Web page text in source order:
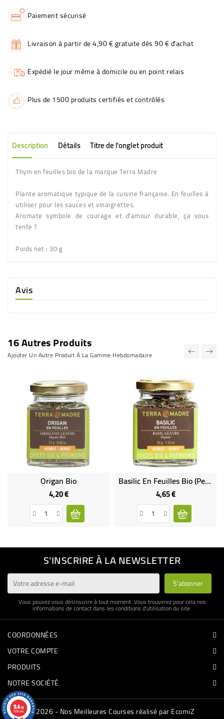
Paiement sécurisé
Livraison à partir de 4,90 € gratuite dès 90 € d'achat
Expédié le jour même à domicile ou en point relais
Plus de 1500 produits certifiés et contrôlés
Description Détails Titre de l'onglet produit
Thym en feuilles bio de la marque Terra Madre
Plante aromatique typique de la cuisine française. En feuilles à
utiliser pour les sauces et vinaigrettes.
Aromate symbole de courage et d'amour durable, ça vous
tente ?
Poids net : 30 g
Avis
16 Autres Produits
Ajouter Un Autre Produit À La Gamme Hebdomadaire
Origan Bio
4,20 €Prix
Basilic En Feuilles Bio (petit Pot)
4,65 €Prix
S'INSCRIRE À LA NEWSLETTER
Vous pouvez vous désinscrire à tout moment. Vous trouverez pour cela nos
informations de contact dans les conditions d'utilisation du site.
COORDONNÉES
VOTRE COMPTE
PRODUITS
NOTRE SOCIÉTÉ
© 2026 - Nos Meilleures Courses réalisé par EcomiZ
9.4/10
3335 avis